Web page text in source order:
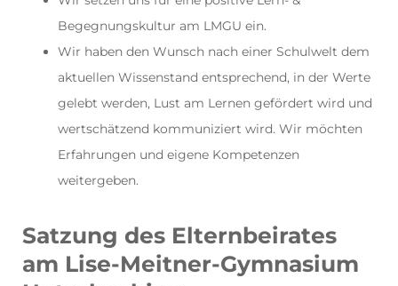
Begegnungskultur am LMGU ein.
Wir haben den Wunsch nach einer Schulwelt dem
aktuellen Wissenstand entsprechend, in der Werte
gelebt werden, Lust am Lernen gefördert wird und
wertschätzend kommuniziert wird. Wir möchten
Erfahrungen und eigene Kompetenzen
weitergeben.
Satzung des Elternbeirates
am Lise-Meitner-Gymnasium